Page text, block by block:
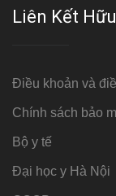
Liên Kết
Điều khoản và
Chính sách bảo
Bộ y tế
Đại học y Hà Nội